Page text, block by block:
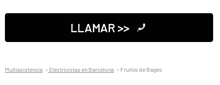
LLAMAR >>
Multiasistencia Electricistas en Barcelona Fruitós de Bages